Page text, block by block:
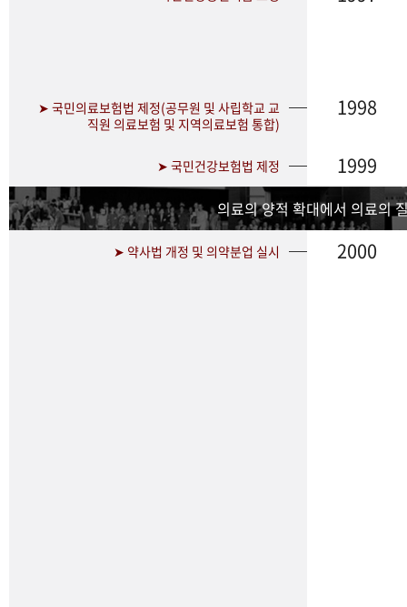
➤ 국민의료보험법 제정(공무원 및 사립학교 교
직원 의료보험 및 지역의료보험 통합)
1998
➤ 국민건강보험법 제정 1999
의료의 양적 확대에서 의료의
➤ 약사법 개정 및 의약분업 실시 2000